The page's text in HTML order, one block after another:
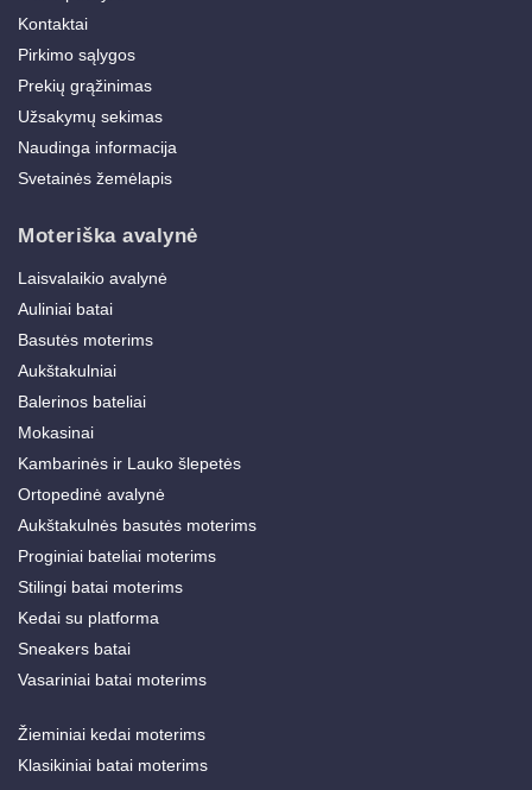
Kontaktai
Pirkimo sąlygos
Prekių grąžinimas
Užsakymų sekimas
Naudinga informacija
Svetainės žemėlapis
Moteriška avalynė
Laisvalaikio avalynė
Auliniai batai
Basutės moterims
Aukštakulniai
Balerinos bateliai
Mokasinai
Kambarinės ir Lauko šlepetės
Ortopedinė avalynė
Aukštakulnės basutės moterims
Proginiai bateliai moterims
Stilingi batai moterims
Kedai su platforma
Sneakers batai
Vasariniai batai moterims
Žieminiai kedai moterims
Klasikiniai batai moterims